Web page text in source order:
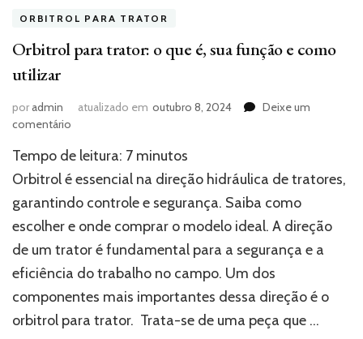
ORBITROL PARA TRATOR
Orbitrol para trator: o que é, sua função e como
utilizar
poradmin atualizado em outubro 8, 2024
Deixe um
comentário
para
trator:
que
é,
sua
função
e
como
Tempo de leitura: 7 minutos
Orbitrol é essencial na direção hidráulica de tratores,
garantindo controle e segurança. Saiba como
escolher e onde comprar o modelo ideal. A direção
de um trator é fundamental para a segurança e a
eficiência do trabalho no campo. Um dos
componentes mais importantes dessa direção é o
orbitrol para trator. Trata-se de uma peça que …